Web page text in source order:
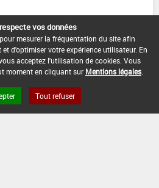
respecte vos données
mesurer la fréquentation du site afin
d'optimiser votre expérience utilisateur. En
acceptez l'utilisation de cookies. Vous
moment en cliquant sur Mentions légales
Tout refuser